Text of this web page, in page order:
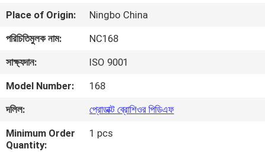
ভিডিও
সম্বন্ধে
কারখানা
পরিদর্শন
Place of Origin:
Ningbo China
পরিচিতিমুলক নাম:
NC168
সাক্ষ্যদান:
ISO 9001
Model Number:
168
দলিল:
প্রোডাক্ট ব্রোশিওর পিডিএফ
Minimum Order
Quantity:
1 pcs